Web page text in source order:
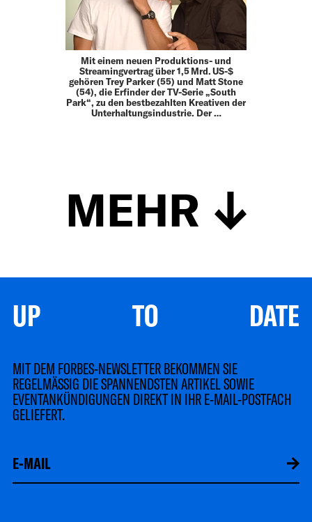
Mit einem neuen Produktions- und
Streamingvertrag über 1,5 Mrd. US-$
gehören Trey Parker (55) und Matt Stone
(54), die Erfinder der TV-Serie „South
Park“, zu den bestbezahlten Kreativen der
Unterhaltungsindustrie. Der …
MEHR
UP TO DATE
MIT DEM FORBES-NEWSLETTER BEKOMMEN SIE
REGELMÄSSIG DIE SPANNENDSTEN ARTIKEL SOWIE
EVENTANKÜNDIGUNGEN DIREKT IN IHR E-MAIL-POSTFACH
GELIEFERT.